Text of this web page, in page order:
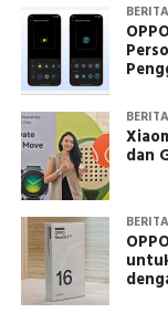
BERITA
BERITA
dan
BERITA